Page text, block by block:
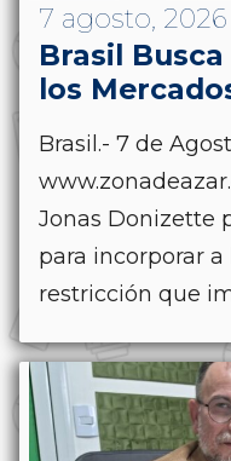
7 agosto, 2026
Brasil
los
Brasil.- 7 de
Jonas Donizette
para incorporar
restricción que